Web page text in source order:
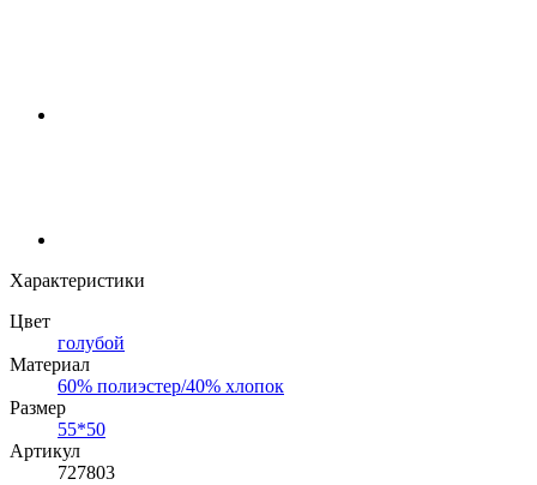
Характеристики
Цвет
голубой
Материал
60% полиэстер/40% хлопок
Размер
55*50
Артикул
727803